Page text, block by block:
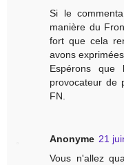
Si le
manière du
fort que cela
avons
Espérons que
provocateur de
FN.
Anonyme 21
Vous n'allez